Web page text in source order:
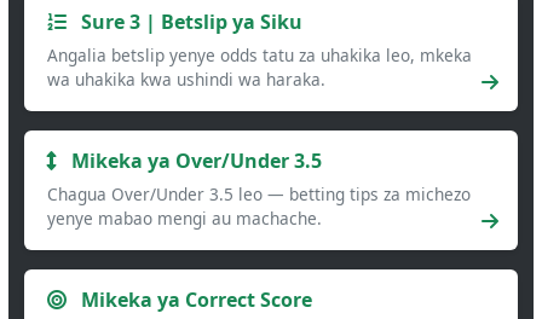
Sure 3 | Betslip ya Siku
Angalia betslip yenye odds tatu za uhakika leo, mkeka
wa uhakika kwa ushindi wa haraka.
Mikeka ya Over/Under 3.5
Chagua Over/Under 3.5 leo — betting tips za michezo
yenye mabao mengi au machache.
Mikeka ya Correct Score